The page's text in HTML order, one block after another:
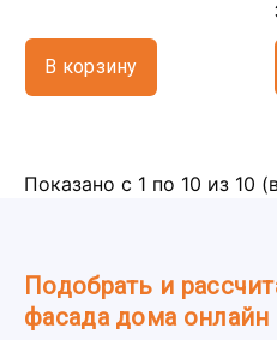
В корзину
Показано с 1 по 10 из 10
Подобрать и
фасада дома онлайн